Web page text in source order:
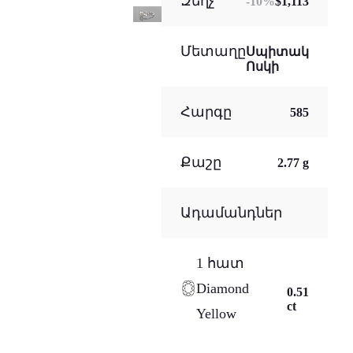
ՄետաղըՍպիտակ
Ոսկի
Հարգը 585
Քաշը 2.77 g
Ադամանդներ
1 հատ
Diamond
Yellow
0.51
ct